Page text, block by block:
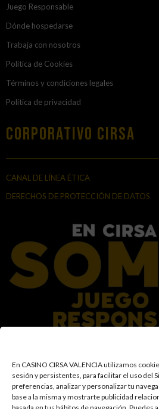
En CASINO CIRSA VALENCIA utilizamos
sesión y persistentes, para facilitar el uso del
preferencias, analizar y personalizar tu
base a la misma y mostrarte publicidad
Juego Responsable
Dónde hospedarse
Trabaja con nosotros
Política de Cookies
Términos y condiciones legales
Política de privacidad
Corporativo Cirsa
CANAL DE LÍNEA ÉTICA
DERECHOS DE PROTECCIÓN DE DATOS
En el Grupo CIRSA promovemos una actitud
garantizando un entorno seguro y
facilitamos medidas e información para que el
entretenimiento, sin utilizarse como vía para
o emocionales. El acceso está prohibido a